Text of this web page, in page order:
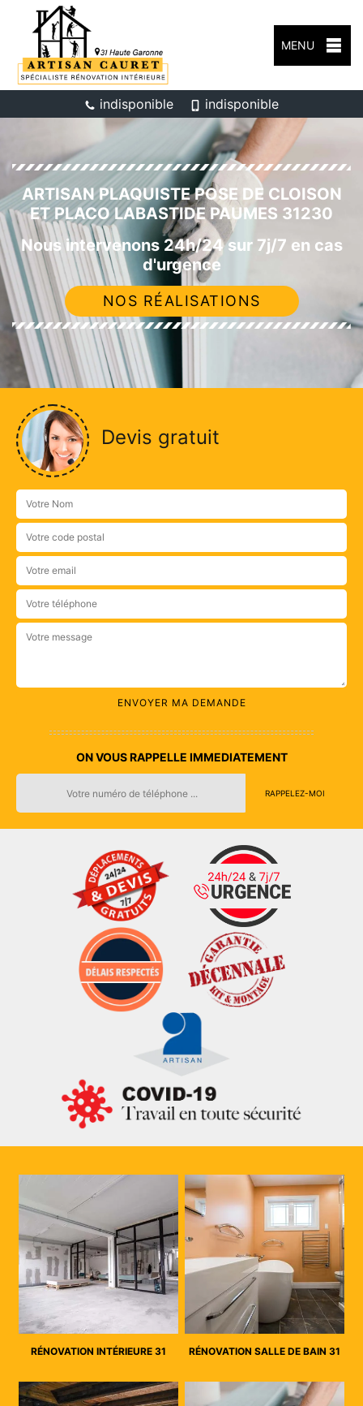
MENU
indisponible indisponible
ARTISAN PLAQUISTE POSE DE CLOISON
ET PLACO LABASTIDE PAUMES 31230
Nous intervenons 24h/24 sur 7j/7 en cas
d'urgence
NOS RÉALISATIONS
Devis gratuit
ON VOUS RAPPELLE IMMEDIATEMENT
RÉNOVATION INTÉRIEURE 31 RÉNOVATION SALLE DE BAIN 31